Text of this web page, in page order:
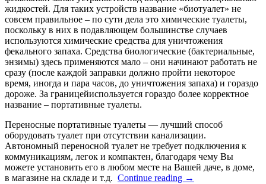
жидкостей. Для таких устройств название «биотуалет» не
совсем правильное – по сути дела это химические туалеты,
поскольку в них в подавляющем большинстве случаев
используются химические средства для уничтожения
фекального запаха. Средства биологические (бактериальные,
энзимы) здесь применяются мало – они начинают работать не
сразу (после каждой заправки должно пройти некоторое
время, иногда и пара часов, до уничтожения запаха) и гораздо
дороже. За границейиспользуется гораздо более корректное
название – портативные туалеты.
Переносные портативные туалеты — лучший способ
оборудовать туалет при отсутствии канализации.
Автономный переносной туалет не требует подключения к
коммуникациям, легок и компактен, благодаря чему Вы
можете установить его в любом месте на Вашей даче, в доме,
в магазине на складе и т.д. Continue reading →